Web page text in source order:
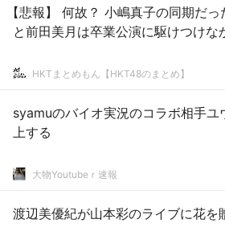
【悲報】 何故？ 小嶋真子の同期だ
と前田美月は卒業公演に駆けつけな
HKTまとめもん【HKT48のまとめ】
syamuのバイオ実況のコラボ相手ユ
上する
大物Youtubeｒ速報
渡辺美優紀が山本彩のライブに花を